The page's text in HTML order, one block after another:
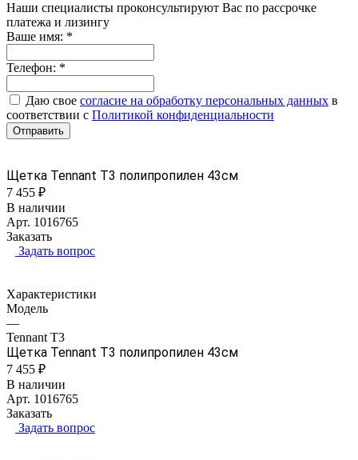
Наши специалисты проконсультируют Вас по рассрочке
платежа и лизингу
Ваше имя: *
Телефон: *
Даю свое согласие на обработку персональных данных в
соответствии с Политикой конфиденциальности
Отправить
Щетка Tennant Т3 полипропилен 43см
7 455 ₽
В наличии
Арт. 1016765
Заказать
Задать вопрос
Характеристики
Модель
—
Tennant Т3
Щетка Tennant Т3 полипропилен 43см
7 455 ₽
В наличии
Арт. 1016765
Заказать
Задать вопрос